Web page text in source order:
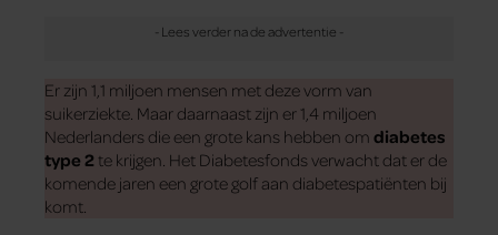
Er zijn 1,1 miljoen mensen met deze vorm van
suikerziekte. Maar daarnaast zijn er 1,4 miljoen
Nederlanders die een grote kans hebben om diabetes
type 2 te krijgen. Het Diabetesfonds verwacht dat er de
komende jaren een grote golf aan diabetespatiënten bij
komt.